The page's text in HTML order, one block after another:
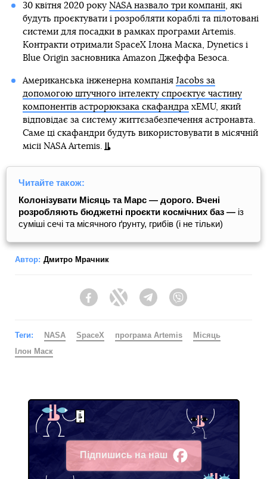
30 квітня 2020 року NASA назвало три компанії, які
будуть проєктувати і розробляти кораблі та пілотовані
системи для посадки в рамках програми Artemis.
Контракти отримали SpaceX Ілона Маска, Dynetics і
Blue Origin засновника Amazon Джеффа Безоса.
Американська інженерна компанія Jacobs за
допомогою штучного інтелекту спроєктує частину
компонентів астрорюкзака скафандра xEMU, який
відповідає за систему життєзабезпечення астронавта.
Саме ці скафандри будуть використовувати в місячній
місії NASA Artemis.
Читайте також:
Колонізувати Місяць та Марс — дорого. Вчені
розробляють бюджетні проєкти космічних баз — із
суміші сечі та місячного ґрунту, грибів (і не тільки)
Автор: Дмитро Мрачник
FacebookTwitter Telegram
Теги: NASA SpaceX програма Artemis
Місяць
Ілон Маск
Підпишись на наш
Facebook